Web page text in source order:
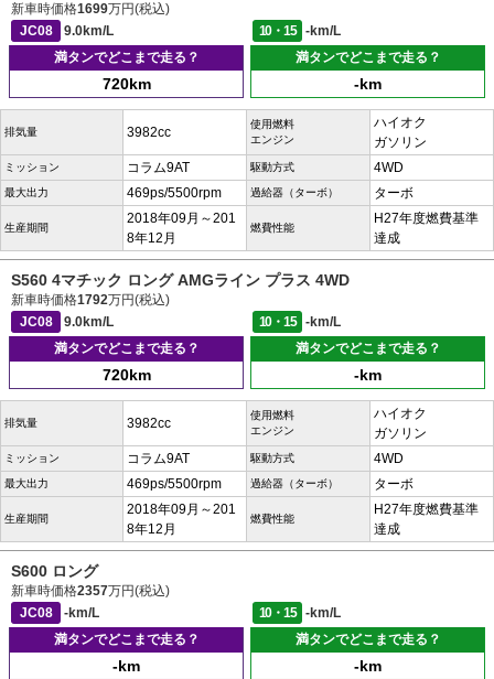
新車時価格1699万円(税込)
JC08
9.0km/L 10・15
-km/L
満タンでどこまで走る？
720km
満タンでどこまで走る？
-km
排気量 3982cc
使用燃料
エンジン
ハイオク
ガソリン
ミッション コラム9AT 駆動方式 4WD
最大出力 469ps/5500rpm 過給器（ターボ） ターボ
生産期間
2018年09月～201
8年12月
燃費性能
H27年度燃費基準
達成
S560 4マチック ロング AMGライン プラス 4WD
新車時価格1792万円(税込)
JC08
9.0km/L 10・15
-km/L
満タンでどこまで走る？
720km
満タンでどこまで走る？
-km
排気量 3982cc
使用燃料
エンジン
ハイオク
ガソリン
ミッション コラム9AT 駆動方式 4WD
最大出力 469ps/5500rpm 過給器（ターボ） ターボ
生産期間
2018年09月～201
8年12月
燃費性能
H27年度燃費基準
達成
S600 ロング
新車時価格2357万円(税込)
JC08
-km/L 10・15
-km/L
満タンでどこまで走る？
-km
満タンでどこまで走る？
-km